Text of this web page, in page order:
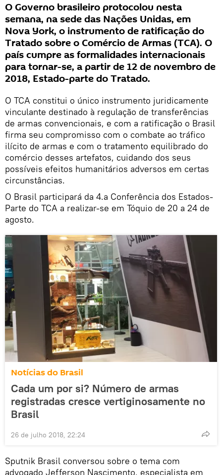
O Governo brasileiro protocolou nesta
semana, na sede das Nações Unidas, em
Nova York, o instrumento de ratificação do
Tratado sobre o Comércio de Armas (TCA). O
país cumpre as formalidades internacionais
para tornar-se, a partir de 12 de novembro de
2018, Estado-parte do Tratado.
O TCA constitui o único instrumento juridicamente
vinculante destinado à regulação de transferências
de armas convencionais, e com a ratificação o Brasil
firma seu compromisso com o combate ao tráfico
ilícito de armas e com o tratamento equilibrado do
comércio desses artefatos, cuidando dos seus
possíveis efeitos humanitários adversos em certas
circunstâncias.
O Brasil participará da 4.a Conferência dos Estados-
Parte do TCA a realizar-se em Tóquio de 20 a 24 de
agosto.
Notícias do Brasil
Cada um por si? Número de armas
registradas cresce vertiginosamente no
Brasil
26 de julho 2018, 22:24
Sputnik Brasil conversou sobre o tema com
advogado Jefferson Nascimento, especialista em